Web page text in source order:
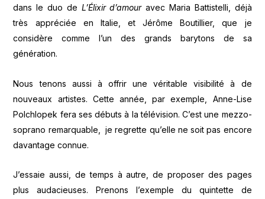
dans le duo de L’Élixir d’amouravec Maria Battistelli, déjà
très appréciée en Italie, et Jérôme Boutillier, que je
considère comme l’un des grands barytons de sa
génération.
Nous tenons aussi à offrir une véritable visibilité à de
nouveaux artistes. Cette année, par exemple, Anne-Lise
Polchlopek fera ses débuts à la télévision. C’est une mezzo-
soprano remarquable, je regrette qu’elle ne soit pas encore
davantage connue.
J’essaie aussi, de temps à autre, de proposer des pages
plus audacieuses. Prenons l’exemple du quintette de